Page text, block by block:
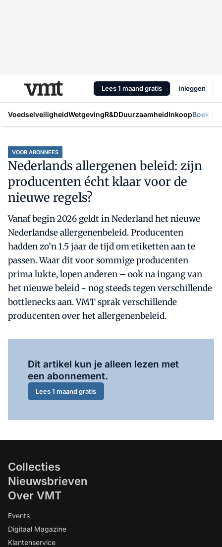
Lees 1 maand gratis Inloggen
VoedselveiligheidWetgevingR&DDuurzaamheidInkoopBoek
VOOR ABONNEES
Nederlands allergenen beleid: zijn
producenten écht klaar voor de
nieuwe regels?
Vanaf begin 2026 geldt in Nederland het nieuwe
Nederlandse allergenenbeleid. Producenten
hadden zo’n 1.5 jaar de tijd om etiketten aan te
passen. Waar dit voor sommige producenten
prima lukte, lopen anderen – ook na ingang van
het nieuwe beleid - nog steeds tegen verschillende
bottlenecks aan. VMT sprak verschillende
producenten over het allergenenbeleid.
Dit artikel kun je alleen lezen met
een abonnement.
Lees 1 maand gratis
Collecties
Nieuwsbrieven
Over VMT
Events
Digitaal Magazine
Klantenservice